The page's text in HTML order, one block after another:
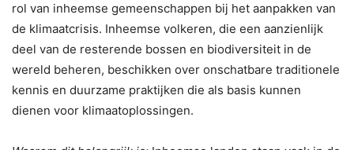
rol van inheemse gemeenschappen bij het aanpakken van
de klimaatcrisis. Inheemse volkeren, die een aanzienlijk
deel van de resterende bossen en biodiversiteit in de
wereld beheren, beschikken over onschatbare traditionele
kennis en duurzame praktijken die als basis kunnen
dienen voor klimaatoplossingen.